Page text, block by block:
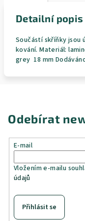
Detailní
Součástí skříňky jsou
kování. Materiál:
grey 18 mm
Odebírat
E-mail
Vložením e-mailu
údajů
Přihlásit se